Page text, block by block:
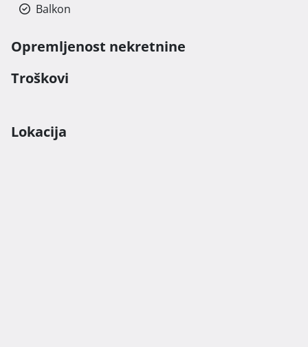
Balkon
Opremljenost nekretnine
Troškovi
Lokacija